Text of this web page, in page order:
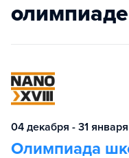
олимпиаде
04 декабря - 31 января
Олимпиада